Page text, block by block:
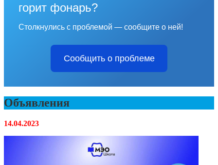
горит фонарь?
Столкнулись с проблемой — сообщите о ней!
Сообщить о проблеме
Объявления
14.04.2023